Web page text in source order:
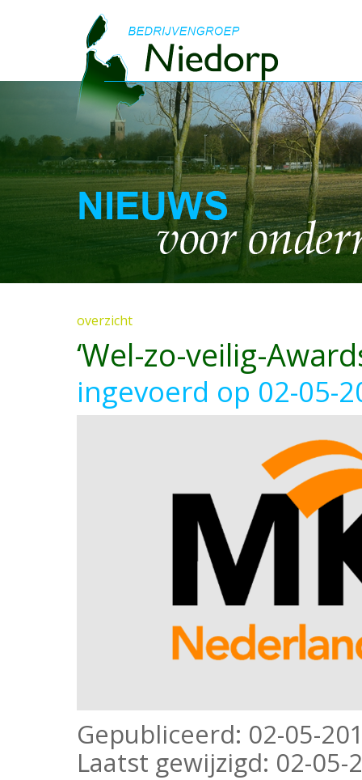
overzicht
‘Wel-zo-veilig-
ingevoerd op 02-05-
Gepubliceerd: 02-05-
Laatst gewijzigd: 02-05-